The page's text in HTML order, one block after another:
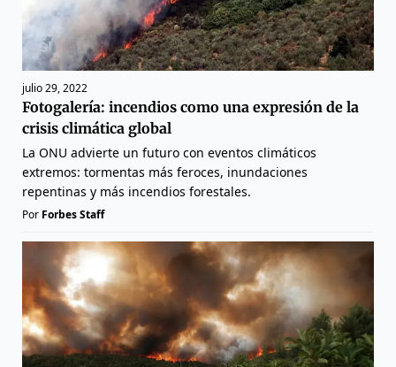
julio 29, 2022
Fotogalería: incendios como una expresión de la
crisis climática global
La ONU advierte un futuro con eventos climáticos
extremos: tormentas más feroces, inundaciones
repentinas y más incendios forestales.
Por Forbes Staff